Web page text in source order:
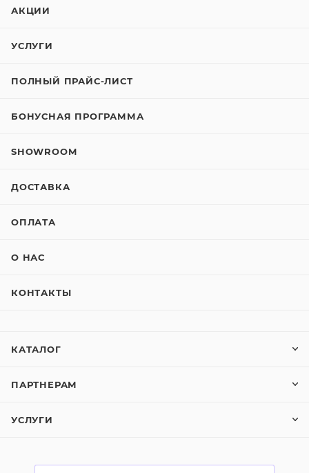
АКЦИИ
УСЛУГИ
ПОЛНЫЙ ПРАЙС-ЛИСТ
БОНУСНАЯ ПРОГРАММА
SHOWROOM
ДОСТАВКА
ОПЛАТА
О НАС
КОНТАКТЫ
КАТАЛОГ
ПАРТНЕРАМ
УСЛУГИ